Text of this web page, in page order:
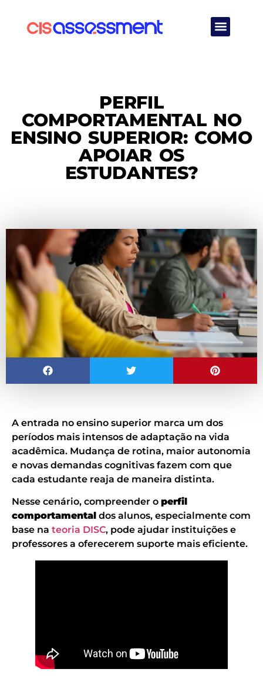
PERFIL
COMPORTAMENTAL NO
ENSINO SUPERIOR: COMO
APOIAR OS
ESTUDANTES?
A entrada no ensino superior marca um dos
períodos mais intensos de adaptação na vida
acadêmica. Mudança de rotina, maior autonomia
e novas demandas cognitivas fazem com que
cada estudante reaja de maneira distinta.
Nesse cenário, compreender o perfil
comportamental dos alunos, especialmente com
base na teoria DISC, pode ajudar instituições e
professores a oferecerem suporte mais eficiente.